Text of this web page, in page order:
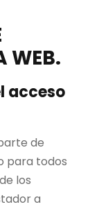
WEB.
acceso
de
para todos
los
a